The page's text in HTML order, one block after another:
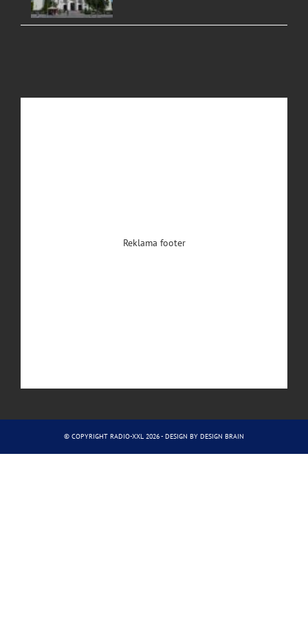
Reklama footer
© COPYRIGHT RADIO-XXL 2026 - DESIGN BY DESIGN BRAIN